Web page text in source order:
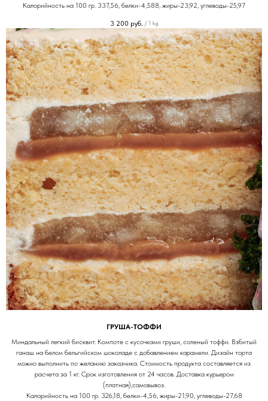
Калорийность на 100 гр. 337,56, белки-4,588, жиры-23,92, углеводы-25,97
3 200 руб. / 1 kg
ГРУША-ТОФФИ
Миндальный легкий бисквит. Компоте с кусочками груши, соленый тоффи. Взбитый
ганаш на белом бельгийском шоколаде с добавлением карамели. Дизайн торта
можно выполнить по желанию заказчика. Стоимость продукта составляется из
расчета за 1 кг. Срок изготовления от 24 часов. Доставка курьером
(платная),самовывоз.
Калорийность на 100 гр. 326,18, белки-4,56, жиры-21,90, углеводы-27,68